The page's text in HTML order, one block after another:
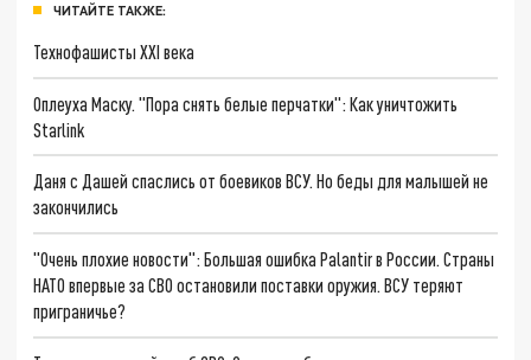
ЧИТАЙТЕ ТАКЖЕ:
Технофашисты XXI века
Оплеуха Маску. "Пора снять белые перчатки": Как уничтожить
Starlink
Даня с Дашей спаслись от боевиков ВСУ. Но беды для малышей не
закончились
"Очень плохие новости": Большая ошибка Palantir в России. Страны
НАТО впервые за СВО остановили поставки оружия. ВСУ теряют
приграничье?